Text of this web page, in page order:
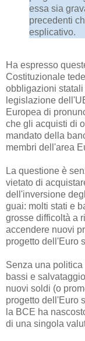
essa sia
precedenti
esplicativo.
Ha espresso
Costituzionale
obbligazioni
legislazione
Europea di
che gli acquisti di
mandato della
membri dell'area
La questione è
vietato di
dell'inversione
guai: molti stati e
grosse difficoltà a
accendere nuovi
progetto dell'Euro
Senza una
bassi e
nuovi soldi (o
progetto dell'Euro
la BCE ha
di una singola